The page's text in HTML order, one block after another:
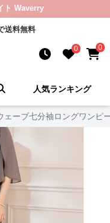
ト Waverry
送料無料
0 0
人気ランキング
ェーブ七分袖ロングワンピ